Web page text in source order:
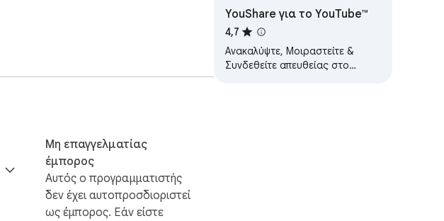
Μη επαγγελματίας
έμπορος
Αυτός ο προγραμματιστής
δεν έχει αυτοπροσδιοριστεί
ως έμπορος. Εάν είστε
YouShare για το YouTube™
4,7
Ανακαλύψτε, Μοιραστείτε &
Συνδεθείτε απευθείας στο